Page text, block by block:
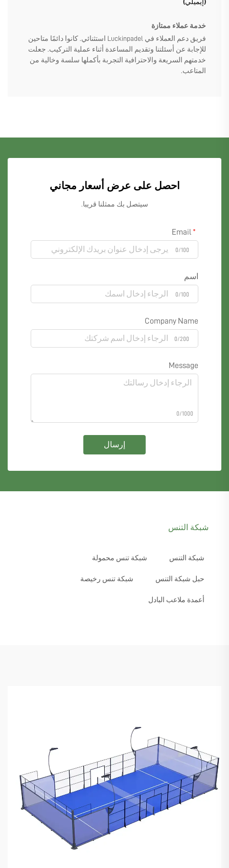
(إيميلي)
خدمة عملاء ممتازة
فريق دعم العملاء في Luckinpadel استثنائي. كانوا دائمًا متاحين
للإجابة عن أسئلتنا وتقديم المساعدة أثناء عملية التركيب. جعلت
خدمتهم السريعة والاحترافية التجربة بأكملها سلسة وخالية من
المتاعب.
احصل على عرض أسعار مجاني
سيتصل بك ممثلنا قريبا.
0/100
اسم
0/100
Company Name
0/200
Message
0/1000
إرسال
شبكة التنس
شبكة التنس شبكة تنس محمولة
حبل شبكة التنس شبكة تنس رخيصة
أعمدة ملاعب البادل